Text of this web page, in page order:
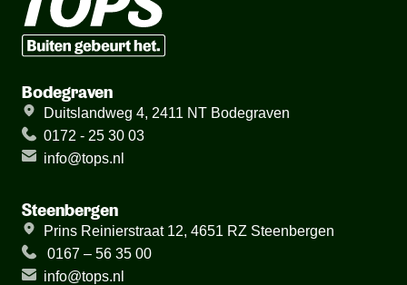
Bodegraven
Duitslandweg 4, 2411 NT Bodegraven
0172 - 25 30 03
info@tops.nl
Steenbergen
Prins Reinierstraat 12, 4651 RZ Steenbergen
0167 – 56 35 00
info@tops.nl